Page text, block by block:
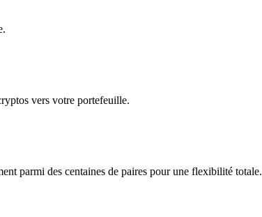
vers votre portefeuille.
parmi des centaines de paires pour une flexibilité totale.